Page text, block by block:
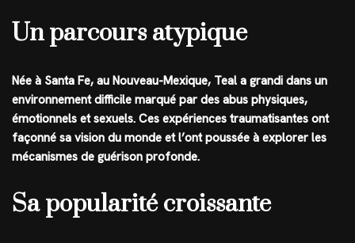
Un parcours atypique
Née à Santa Fe, au Nouveau-Mexique, Teal a grandi dans un
environnement difficile marqué par des abus physiques,
émotionnels et sexuels. Ces expériences traumatisantes ont
façonné sa vision du monde et l’ont poussée à explorer les
mécanismes de guérison profonde.
Sa popularité croissante